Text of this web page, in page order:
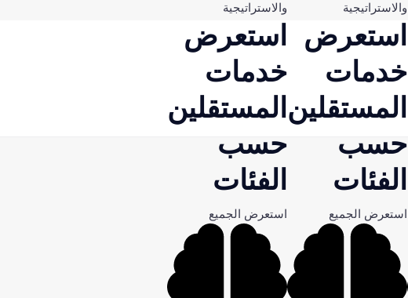
والاستراتيجية
استعرض
خدمات
المستقلين
حسب
الفئات
استعرض الجميع
والاستراتيجية
استعرض
خدمات
المستقلين
حسب
الفئات
استعرض الجميع